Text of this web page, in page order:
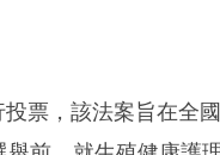
票，該法案旨在全